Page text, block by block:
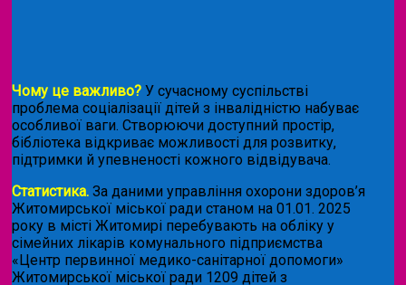
Чому це важливо? У сучасному суспільстві
проблема соціалізації дітей з інвалідністю набуває
особливої ваги. Створюючи доступний простір,
бібліотека відкриває можливості для розвитку,
підтримки й упевненості кожного відвідувача.
Статистика. За даними управління охорони здоров’я
Житомирської міської ради станом на 01.01. 2025
року в місті Житомирі перебувають на обліку у
сімейних лікарів комунального підприємства
«Центр первинної медико-санітарної допомоги»
Житомирської міської ради 1209 дітей з